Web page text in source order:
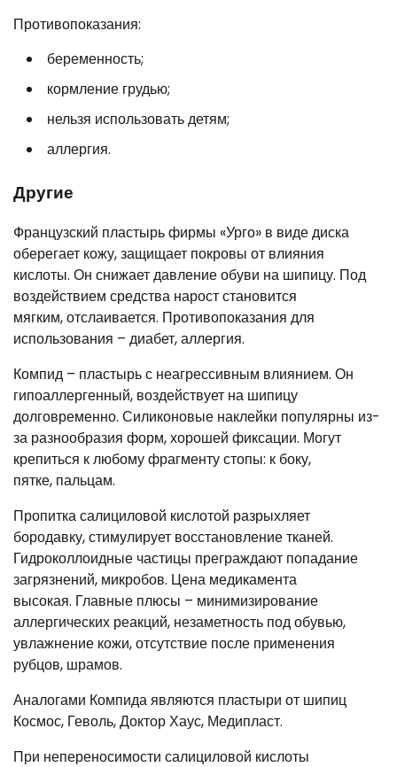
Противопоказания:
беременность;
кормление грудью;
нельзя использовать детям;
аллергия.
Другие
Французский пластырь фирмы «Урго» в виде диска
оберегает кожу, защищает покровы от влияния
кислоты. Он снижает давление обуви на шипицу. Под
воздействием средства нарост становится
мягким, отслаивается. Противопоказания для
использования – диабет, аллергия.
Компид – пластырь с неагрессивным влиянием. Он
гипоаллергенный, воздействует на шипицу
долговременно. Силиконовые наклейки популярны из-
за разнообразия форм, хорошей фиксации. Могут
крепиться к любому фрагменту стопы: к боку,
пятке, пальцам.
Пропитка салициловой кислотой разрыхляет
бородавку, стимулирует восстановление тканей.
Гидроколлоидные частицы преграждают попадание
загрязнений, микробов. Цена медикамента
высокая. Главные плюсы – минимизирование
аллергических реакций, незаметность под обувью,
увлажнение кожи, отсутствие после применения
рубцов, шрамов.
Аналогами Компида являются пластыри от шипиц
Космос, Геволь, Доктор Хаус, Медипласт.
При непереносимости салициловой кислоты